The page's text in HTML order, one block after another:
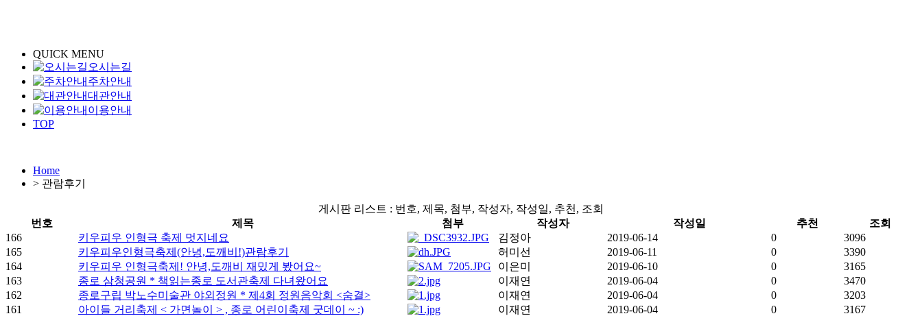
QUICK MENU
오시는길
주차안내
대관안내
이용안내
TOP
Home
> 관람후기
게시판 리스트 : 번호, 제목, 첨부, 작성자, 작성일, 추천, 조회
번호
제목 첨부 작성자 작성일 추천
조회
166
키우피우 인형극 축제 멋지네요 김정아 2019-06-14 0
3096
165
키우피우인형극축제(안녕,도깨비!)관람후기 허미선 2019-06-11 0
3390
164
키우피우 인형극축제! 안녕,도깨비 재밌게 봤어요~ 이은미 2019-06-10 0
3165
163
종로 삼청공원 * 책읽는종로 도서관축제 다녀왔어요 이재연 2019-06-04 0
3470
162
종로구립 박노수미술관 야외정원 * 제4회 정원음악회 <숨결> 이재연 2019-06-04 0
3203
161
아이들 거리축제 < 가면놀이 > , 종로 어린이축제 굿데이 ~ :) 이재연 2019-06-04 0
3167